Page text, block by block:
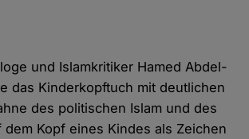
und Islamkritiker Hamed Abdel-
das Kinderkopftuch mit deutlichen
des politischen Islam und des
dem Kopf eines Kindes als Zeichen